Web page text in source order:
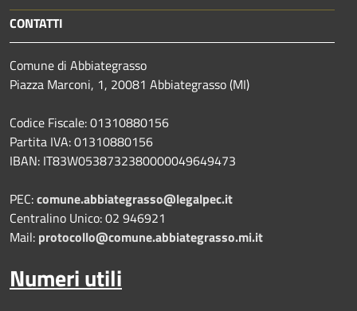
CONTATTI
Comune di Abbiategrasso
Piazza Marconi, 1, 20081 Abbiategrasso (MI)
Codice Fiscale: 01310880156
Partita IVA: 01310880156
IBAN: IT83W0538732380000049649473
PEC:comune.abbiategrasso@legalpec.it
Centralino Unico: 02 946921
Mail: protocollo@comune.abbiategrasso.mi.it
Numeri utili